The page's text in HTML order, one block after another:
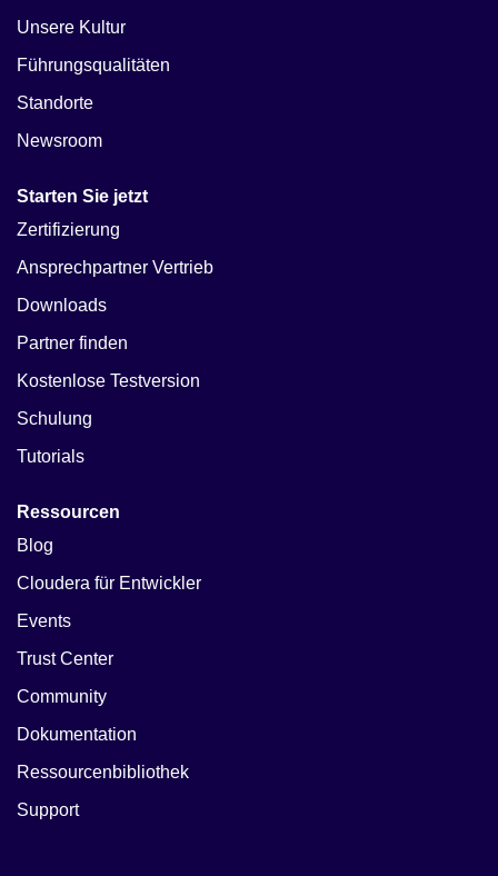
Unsere Kultur
Führungsqualitäten
Standorte
Newsroom
Starten Sie jetzt
Zertifizierung
Ansprechpartner Vertrieb
Downloads
Partner finden
Kostenlose Testversion
Schulung
Tutorials
Ressourcen
Blog
Cloudera für Entwickler
Events
Trust Center
Community
Dokumentation
Ressourcenbibliothek
Support